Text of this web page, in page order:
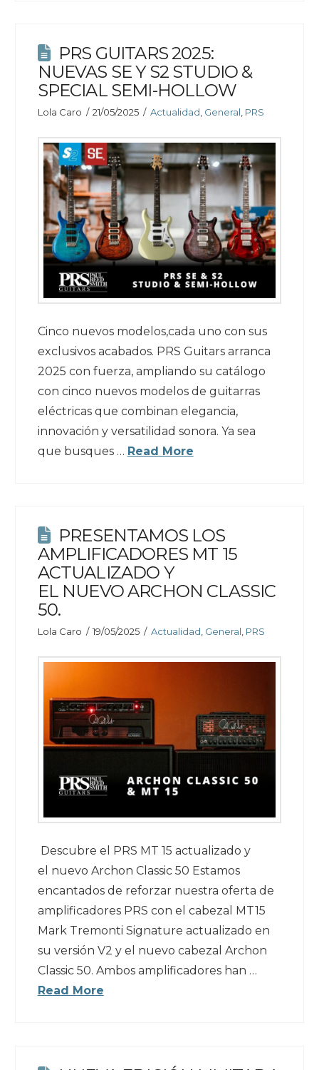
PRS GUITARS 2025:
NUEVAS SE Y S2 STUDIO &
SPECIAL SEMI-HOLLOW
Lola Caro 21/05/2025 Actualidad General PRS
Cinco nuevos modelos,cada uno con sus
exclusivos acabados. PRS Guitars arranca
2025 con fuerza, ampliando su catálogo
con cinco nuevos modelos de guitarras
eléctricas que combinan elegancia,
innovación y versatilidad sonora. Ya sea
que busques … Read More
PRESENTAMOS LOS
AMPLIFICADORES MT 15
ACTUALIZADO Y
EL NUEVO ARCHON CLASSIC
50.
Lola Caro 19/05/2025 Actualidad General PRS
Descubre el PRS MT 15 actualizado y
el nuevo Archon Classic 50 Estamos
encantados de reforzar nuestra oferta de
amplificadores PRS con el cabezal MT15
Mark Tremonti Signature actualizado en
su versión V2 y el nuevo cabezal Archon
Classic 50. Ambos amplificadores han …
Read More